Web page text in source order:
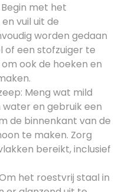
met het
vuil uit de
worden gedaan
of een stofzuiger te
ook de hoeken en
Meng wat mild
en gebruik een
de binnenkant van de
te maken. Zorg
bereikt, inclusief
het roestvrij staal in